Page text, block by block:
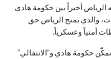
الرياض أخيراً بين حكومة هادي
والذي يمنح الرياض حق
أمنياً وعسكرياً.
حكومة هادي و”الانتقالي”